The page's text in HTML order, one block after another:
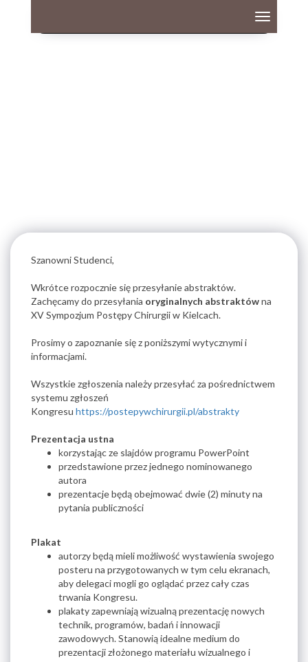
Toggle
navigation
Szanowni Studenci,
Wkrótce rozpocznie się przesyłanie abstraktów.
Zachęcamy do przesyłania oryginalnych abstraktówna
XV Sympozjum Postępy Chirurgii w Kielcach.
Prosimy o zapoznanie się z poniższymi wytycznymi i
informacjami.
Wszystkie zgłoszenia należy przesyłać za pośrednictwem
systemu zgłoszeń
Kongresu https://postepywchirurgii.pl/abstrakty
Prezentacja ustna
korzystając ze slajdów programu PowerPoint
przedstawione przez jednego nominowanego
autora
prezentacje będą obejmować dwie (2) minuty na
pytania publiczności
Plakat
autorzy będą mieli możliwość wystawienia swojego
posteru na przygotowanych w tym celu ekranach,
aby delegaci mogli go oglądać przez cały czas
trwania Kongresu.
plakaty zapewniają wizualną prezentację nowych
technik, programów, badań i innowacji
zawodowych. Stanowią idealne medium do
prezentacji złożonego materiału wizualnego i